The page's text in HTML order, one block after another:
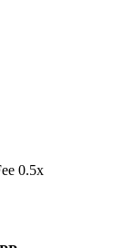
0.5x